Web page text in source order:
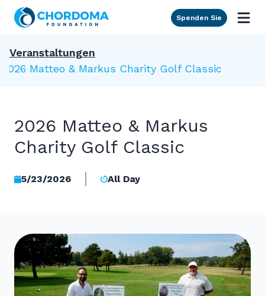
Skip to Main Content
Spenden Sie
Veranstaltungen
2026 Matteo & Markus Charity Golf Classic
2026 Matteo & Markus
Charity Golf Classic
5/23/2026 All Day